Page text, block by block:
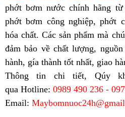
phớt bơm nước chính hãng
phớt bơm công nghiệp, phớt
hóa chất. Các sản phẩm mà
đảm bảo về chất lượng,
hành, gía thành tốt nhất, giao
Thông tin chi tiết, Qúy
qua Hotline: 0989 490 236 -
Email: